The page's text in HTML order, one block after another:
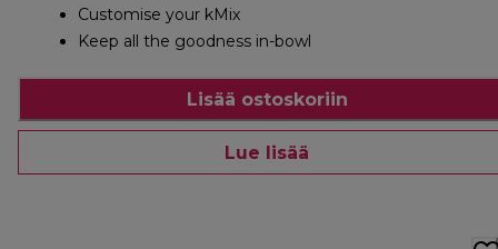
Customise your kMix
Keep all the goodness in-bowl
Lisää ostoskoriin
Lue lisää